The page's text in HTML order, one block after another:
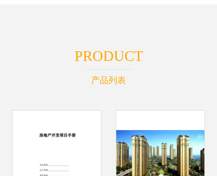
PRODUCT
产品列表